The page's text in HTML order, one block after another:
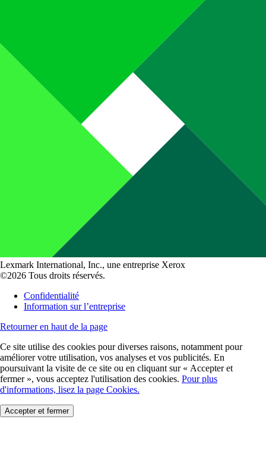
Lexmark International, Inc., une entreprise Xerox
©2026 Tous droits réservés.
Confidentialité
Information sur l’entreprise
Retourner en haut de la page
Ce site utilise des cookies pour diverses raisons, notamment pour
améliorer votre utilisation, vos analyses et vos publicités. En
poursuivant la visite de ce site ou en cliquant sur « Accepter et
fermer », vous acceptez l'utilisation des cookies. Pour plus
d'informations, lisez la page Cookies.
Accepter et fermer